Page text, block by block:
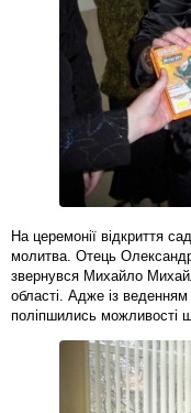
На церемонії відкриття
молитва. Отець
звернувся Михайло
області. Адже із
поліпшились можливості